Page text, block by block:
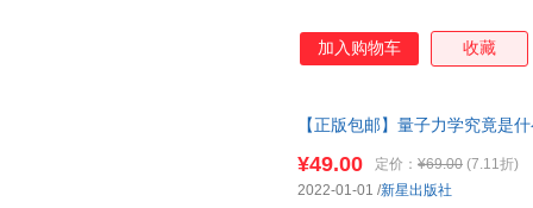
加入购物车 收藏
【正版包邮】量子力学究竟是
包邮速发 假一罚十
¥49.00 定价： ¥69.00 (7.11折)
2022-01-01 /新星出版社